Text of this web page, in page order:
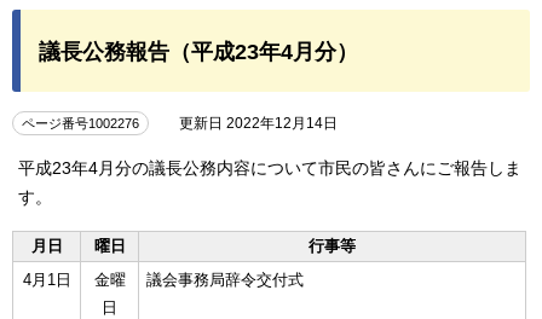
議長公務報告（平成23年4月分）
ページ番号1002276 更新日 2022年12月14日
平成23年4月分の議長公務内容について市民の皆さんにご報告しま
す。
月日 曜日
行事等
4月1日
金曜
日
議会事務局辞令交付式